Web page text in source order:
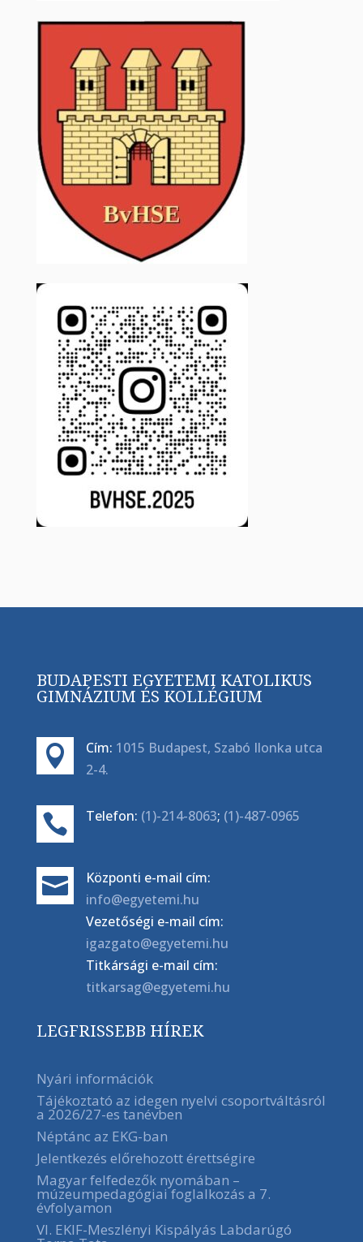
BUDAPESTI EGYETEMI KATOLIKUS
GIMNÁZIUM ÉS KOLLÉGIUM
 Cím: 1015 Budapest, Szabó Ilonka utca
2-4.
 Telefon: (1)-214-8063; (1)-487-0965

Központi e-mail cím:
info@egyetemi.hu
Vezetőségi e-mail cím:
igazgato@egyetemi.hu
Titkársági e-mail cím:
titkarsag@egyetemi.hu
LEGFRISSEBB HÍREK
Nyári információk
Tájékoztató az idegen nyelvi csoportváltásról
a 2026/27-es tanévben
Néptánc az EKG-ban
Jelentkezés előrehozott érettségire
Magyar felfedezők nyomában –
múzeumpedagógiai foglalkozás a 7.
évfolyamon
VI. EKIF-Meszlényi Kispályás Labdarúgó